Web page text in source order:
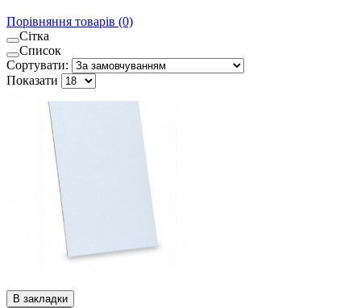
Порівняння товарів (0)
Сітка
Список
Сортувати:
Показати
В закладки